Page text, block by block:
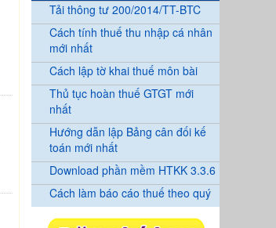
Tải thông tư 200/2014/TT-BTC
Cách tính thuế thu nhập cá nhân
mới nhất
Cách lập tờ khai thuế môn bài
Thủ tục hoàn thuế GTGT mới
nhất
Hướng dẫn lập Bảng cân đối kế
toán mới nhất
Download phần mềm HTKK 3.3.6
Cách làm báo cáo thuế theo quý